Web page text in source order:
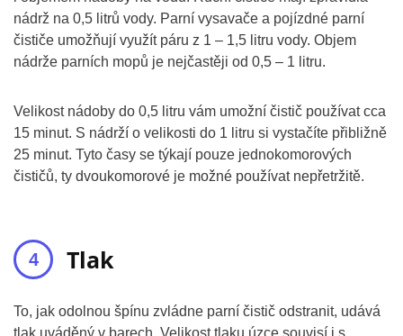
nádrž na 0,5 litrů vody. Parní vysavače a pojízdné parní
čističe umožňují využít páru z 1 – 1,5 litru vody. Objem
nádrže parních mopů je nejčastěji od 0,5 – 1 litru.
Velikost nádoby do 0,5 litru vám umožní čistič používat cca
15 minut. S nádrží o velikosti do 1 litru si vystačíte přibližně
25 minut. Tyto časy se týkají pouze jednokomorových
čističů, ty dvoukomorové je možné používat nepřetržitě.
Tlak
To, jak odolnou špínu zvládne parní čistič odstranit, udává
tlak uváděný v barech. Velikost tlaku úzce souvisí i s